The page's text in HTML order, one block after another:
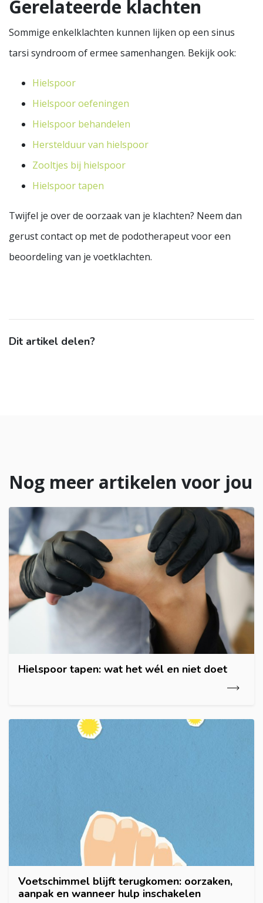
Gerelateerde klachten
Sommige enkelklachten kunnen lijken op een sinus
tarsi syndroom of ermee samenhangen. Bekijk ook:
Hielspoor
Hielspoor oefeningen
Hielspoor behandelen
Herstelduur van hielspoor
Zooltjes bij hielspoor
Hielspoor tapen
Twijfel je over de oorzaak van je klachten? Neem dan
gerust contact op met de podotherapeut voor een
beoordeling van je voetklachten.
Dit artikel delen?
Nog meer artikelen voor jou
Hielspoor tapen: wat het wél en niet doet
Voetschimmel blijft terugkomen: oorzaken,
aanpak en wanneer hulp inschakelen